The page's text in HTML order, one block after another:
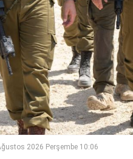
2026 Perşembe 10:06